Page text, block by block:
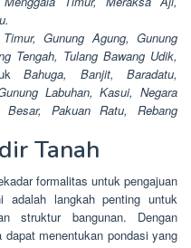
Gunung Agung, Gunung
Tengah, Tulang Bawang Udik,
Bahuga, Banjit, Baradatu,
Labuhan, Kasui, Negara
Pakuan Ratu, Rebang
Tanah
formalitas untuk pengajuan
adalah langkah penting untuk
struktur bangunan. Dengan
menentukan pondasi yang